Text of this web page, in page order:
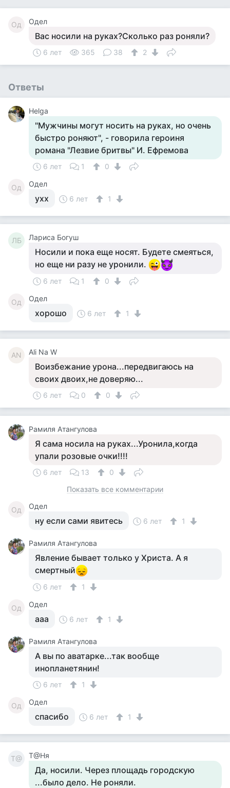
Од Одел
Вас носили на руках?Сколько раз роняли?
6 лет 365 38 2
Ответы
Helga
"Мужчины могут носить на руках, но очень
быстро роняют", - говорила героиня
романа "Лезвие бритвы" И. Ефремова
6 лет 1 0
Од Одел
ухх 6 лет 1
ЛБ Лариса Богуш
Носили и пока еще носят. Будете смеяться,
но еще ни разу не уронили.
6 лет 1 0
Од Одел
хорошо 6 лет 1
AN Ali Na W
Воизбежание урона...передвигаюсь на
своих двоих,не доверяю...
6 лет 0 0
Рамиля Атангулова
Я сама носила на руках...Уронила,когда
упали розовые очки!!!!
6 лет 13
0
Показать все комментарии
Од Одел
ну если сами явитесь 6 лет 1
Рамиля Атангулова
Явление бывает только у Христа. А я
смертный
6 лет 1
Од Одел
ааа 6 лет 1
Рамиля Атангулова
А вы по аватарке...так вообще
инопланетянин!
6 лет 1
Од Одел
спасибо 6 лет 1
Т@ Т@Ня
Да, носили. Через площадь городскую
...было дело. Не роняли.